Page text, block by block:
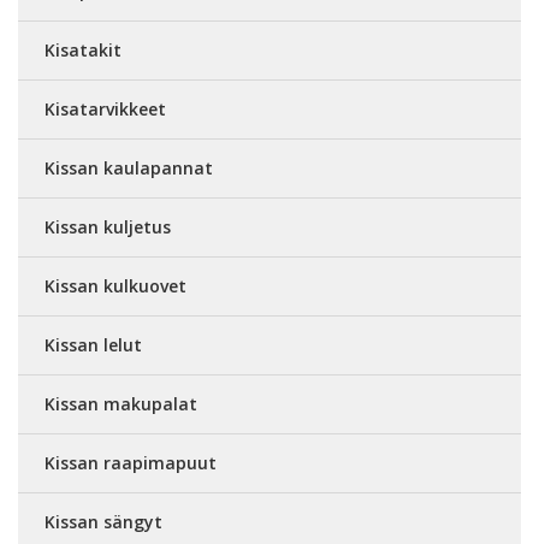
Kisatakit
Kisatarvikkeet
Kissan kaulapannat
Kissan kuljetus
Kissan kulkuovet
Kissan lelut
Kissan makupalat
Kissan raapimapuut
Kissan sängyt